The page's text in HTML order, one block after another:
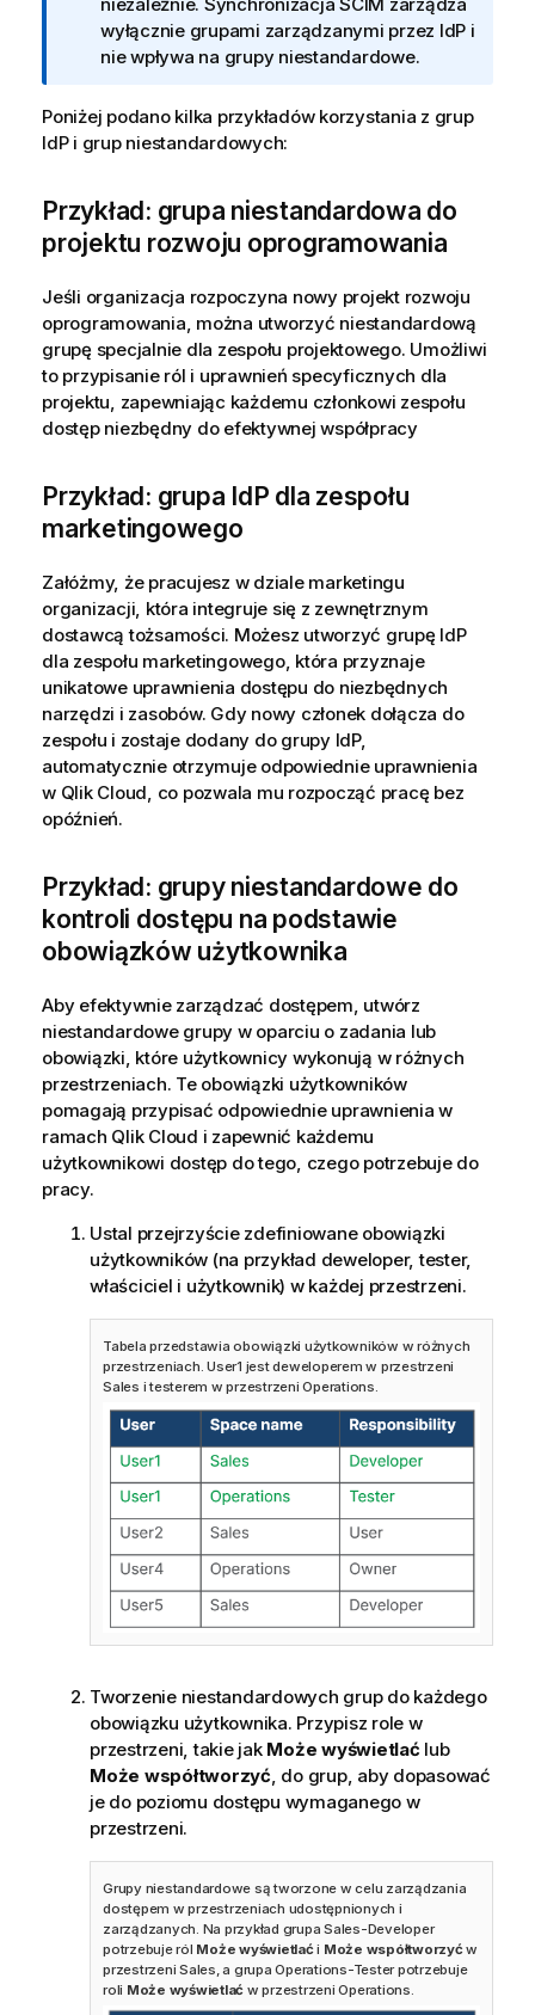
r
m
c
j
wyłącznie grupami zarządzanymi przez IdP i
nie wpływa na grupy niestandardowe.
Poniżej podano kilka przykładów korzystania z grup
IdP i grup niestandardowych:
Przykład: grupa niestandardowa do
projektu rozwoju oprogramowania
Jeśli organizacja rozpoczyna nowy projekt rozwoju
oprogramowania, można utworzyć niestandardową
grupę specjalnie dla zespołu projektowego. Umożliwi
to przypisanie ról i uprawnień specyficznych dla
projektu, zapewniając każdemu członkowi zespołu
dostęp niezbędny do efektywnej współpracy
Przykład: grupa IdP dla zespołu
marketingowego
Załóżmy, że pracujesz w dziale marketingu
organizacji, która integruje się z zewnętrznym
dostawcą tożsamości. Możesz utworzyć grupę IdP
dla zespołu marketingowego, która przyznaje
unikatowe uprawnienia dostępu do niezbędnych
narzędzi i zasobów. Gdy nowy członek dołącza do
zespołu i zostaje dodany do grupy IdP,
automatycznie otrzymuje odpowiednie uprawnienia
w Qlik Cloud , co pozwala mu rozpocząć pracę bez
opóźnień.
Przykład: grupy niestandardowe do
kontroli dostępu na podstawie
obowiązków użytkownika
Aby efektywnie zarządzać dostępem, utwórz
niestandardowe grupy w oparciu o zadania lub
obowiązki, które użytkownicy wykonują w różnych
przestrzeniach. Te obowiązki użytkowników
pomagają przypisać odpowiednie uprawnienia w
ramach Qlik Cloud i zapewnić każdemu
użytkownikowi dostęp do tego, czego potrzebuje do
pracy.
Ustal przejrzyście zdefiniowane obowiązki
użytkowników (na przykład deweloper, tester,
właściciel i użytkownik) w każdej przestrzeni.
Tabela przedstawia obowiązki użytkowników w różnych
przestrzeniach. User1 jest deweloperem w przestrzeni
Sales i testerem w przestrzeni Operations.
Tworzenie niestandardowych grup do każdego
obowiązku użytkownika. Przypisz role w
przestrzeni, takie jak Może wyświetlać lub
Może współtworzyć, do grup, aby dopasować
je do poziomu dostępu wymaganego w
przestrzeni.
Grupy niestandardowe są tworzone w celu zarządzania
dostępem w przestrzeniach udostępnionych i
zarządzanych. Na przykład grupa Sales-Developer
potrzebuje ról Może wyświetlaći Może współtworzyćw
przestrzeni Sales, a grupa Operations-Tester potrzebuje
roli Może wyświetlać w przestrzeni Operations.